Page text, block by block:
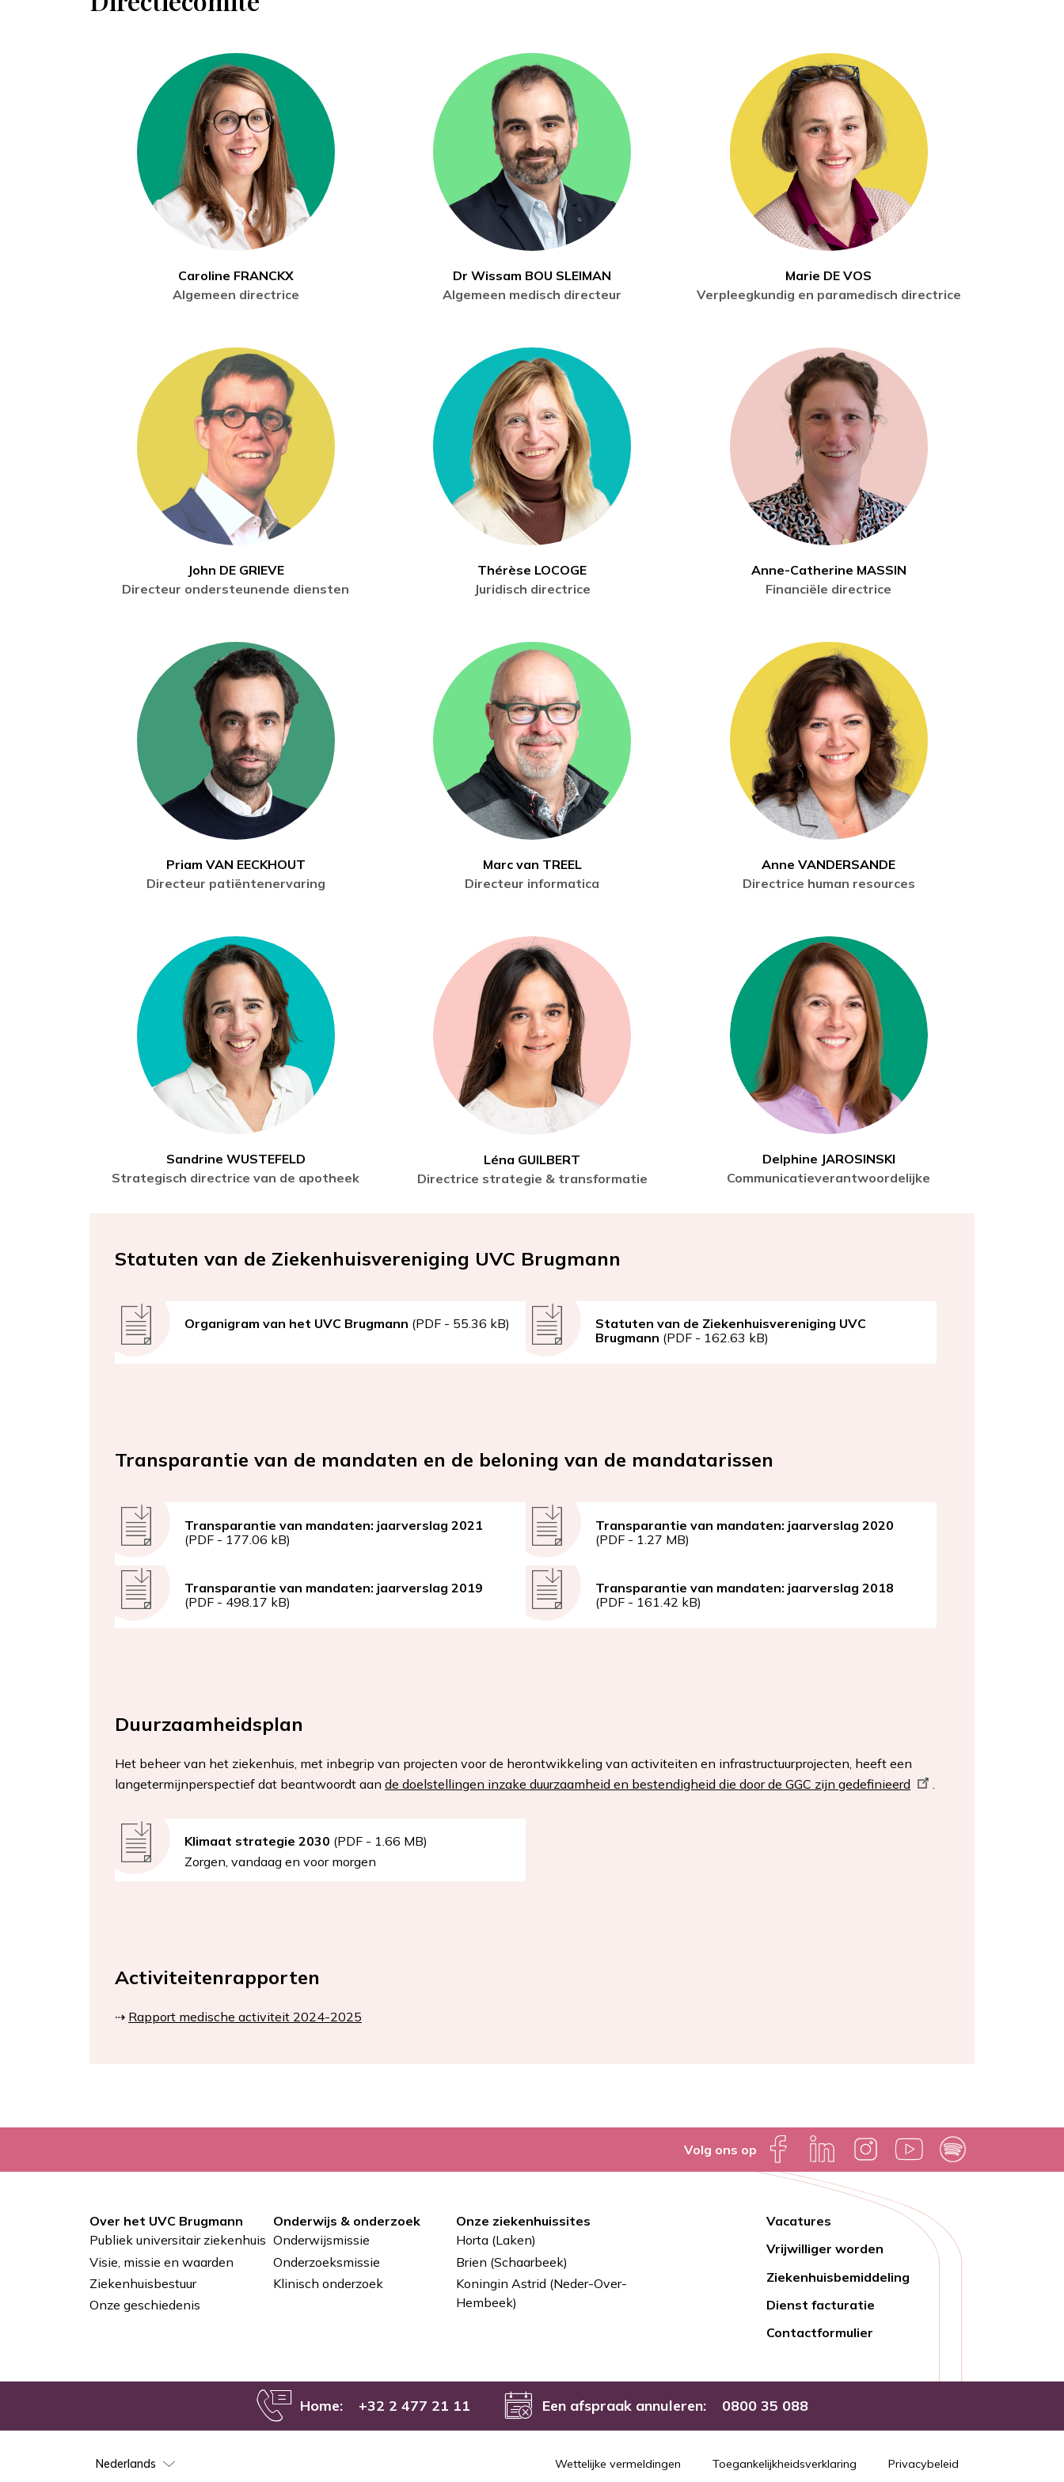
Caroline FRANCKX
Algemeen directrice
Dr Wissam BOU SLEIMAN
Algemeen medisch directeur
Marie DE VOS
Verpleegkundig en paramedisch directrice
John DE GRIEVE
Directeur ondersteunende diensten
Thérèse LOCOGE
Juridisch directrice
Anne-Catherine MASSIN
Financiële directrice
Priam VAN EECKHOUT
Directeur patiëntenervaring
Marc van TREEL
Directeur informatica
Anne VANDERSANDE
Directrice human resources
Sandrine WUSTEFELD
Strategisch directrice van de apotheek
Léna GUILBERT
Directrice strategie & transformatie
Delphine JAROSINSKI
Communicatieverantwoordelijke
Statuten van de Ziekenhuisvereniging UVC Brugmann
Document
Organigram van het UVC Brugmann (PDF - 55.36 kB) Document
Statuten van de Ziekenhuisvereniging UVC
Brugmann (PDF - 162.63 kB)
Transparantie van de mandaten en de beloning van de mandatarissen
Document
Transparantie van mandaten: jaarverslag 2021
(PDF - 177.06 kB)
Document
Transparantie van mandaten: jaarverslag 2020
(PDF - 1.27 MB)
Document
Transparantie van mandaten: jaarverslag 2019
(PDF - 498.17 kB)
Document
Transparantie van mandaten: jaarverslag 2018
(PDF - 161.42 kB)
Duurzaamheidsplan
Het beheer van het ziekenhuis, met inbegrip van projecten voor de herontwikkeling van activiteiten en infrastructuurprojecten, heeft een
langetermijnperspectief dat beantwoordt aan de doelstellingen inzake duurzaamheid en bestendigheid die door de GGC zijn gedefinieerd
Document
Klimaat strategie 2030 (PDF - 1.66 MB)
Zorgen, vandaag en voor morgen
Activiteitenrapporten
⇢ Rapport medische activiteit 2024-2025
Volg ons op
Pied
de
page
Over het UVC Brugmann
Publiek universitair ziekenhuis
Visie, missie en waarden
Ziekenhuisbestuur
Onze geschiedenis
Onderwijs & onderzoek
Onderwijsmissie
Onderzoeksmissie
Klinisch onderzoek
Onze ziekenhuissites
Horta (Laken)
Brien (Schaarbeek)
Koningin Astrid (Neder-Over-
Hembeek)
Lien
rapide
Vacatures
Vrijwilliger worden
Ziekenhuisbemiddeling
Dienst facturatie
Contactformulier
Home: +32 2 477 21 11 Een afspraak annuleren: 0800 35 088
your
Wettelijke vermeldingen Toegankelijkheidsverklaring Privacybeleid